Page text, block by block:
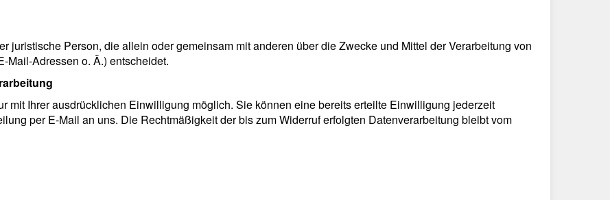
juristische Person, die allein oder gemeinsam mit anderen über die Zwecke und Mittel der Verarbeitung von
Mail-Adressen o. Ä.) entscheidet.
mit Ihrer ausdrücklichen Einwilligung möglich. Sie können eine bereits erteilte Einwilligung jederzeit
per E-Mail an uns. Die Rechtmäßigkeit der bis zum Widerruf erfolgten Datenverarbeitung bleibt vom